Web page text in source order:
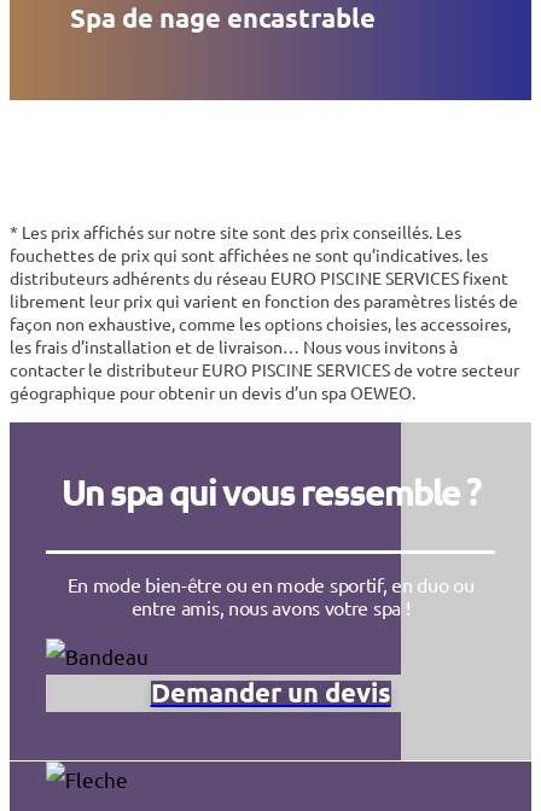
Spa de nage encastrable
* Les prix affichés sur notre site sont des prix conseillés. Les
fouchettes de prix qui sont affichées ne sont qu’indicatives. les
distributeurs adhérents du réseau EURO PISCINE SERVICES fixent
librement leur prix qui varient en fonction des paramètres listés de
façon non exhaustive, comme les options choisies, les accessoires,
les frais d’installation et de livraison… Nous vous invitons à
contacter le distributeur EURO PISCINE SERVICES de votre secteur
géographique pour obtenir un devis d’un spa OEWEO.
Un spa qui vous ressemble ?
En mode bien-être ou en mode sportif, en duo ou
entre amis, nous avons votre spa !
Demander un devis